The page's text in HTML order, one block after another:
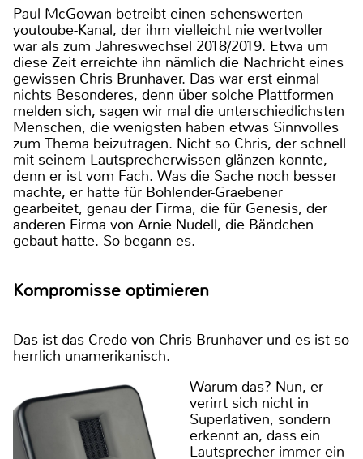
Paul McGowan betreibt einen sehenswerten
youtoube-Kanal, der ihm vielleicht nie wertvoller
war als zum Jahreswechsel 2018/2019. Etwa um
diese Zeit erreichte ihn nämlich die Nachricht eines
gewissen Chris Brunhaver. Das war erst einmal
nichts Besonderes, denn über solche Plattformen
melden sich, sagen wir mal die unterschiedlichsten
Menschen, die wenigsten haben etwas Sinnvolles
zum Thema beizutragen. Nicht so Chris, der schnell
mit seinem Lautsprecherwissen glänzen konnte,
denn er ist vom Fach. Was die Sache noch besser
machte, er hatte für Bohlender-Graebener
gearbeitet, genau der Firma, die für Genesis, der
anderen Firma von Arnie Nudell, die Bändchen
gebaut hatte. So begann es.
Kompromisse optimieren
Das ist das Credo von Chris Brunhaver und es ist so
herrlich unamerikanisch.
Warum das? Nun, er
verirrt sich nicht in
Superlativen, sondern
erkennt an, dass ein
Lautsprecher immer ein